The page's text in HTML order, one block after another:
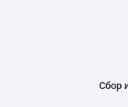
Сбор